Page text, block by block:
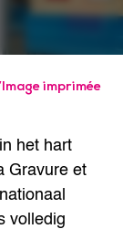
imprimée
het hart
Gravure et
volledig